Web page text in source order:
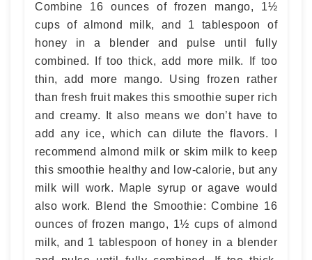
Combine 16 ounces of frozen mango, 1½
cups of almond milk, and 1 tablespoon of
honey in a blender and pulse until fully
combined. If too thick, add more milk. If too
thin, add more mango. Using frozen rather
than fresh fruit makes this smoothie super rich
and creamy. It also means we don’t have to
add any ice, which can dilute the flavors. I
recommend almond milk or skim milk to keep
this smoothie healthy and low-calorie, but any
milk will work. Maple syrup or agave would
also work. Blend the Smoothie: Combine 16
ounces of frozen mango, 1½ cups of almond
milk, and 1 tablespoon of honey in a blender